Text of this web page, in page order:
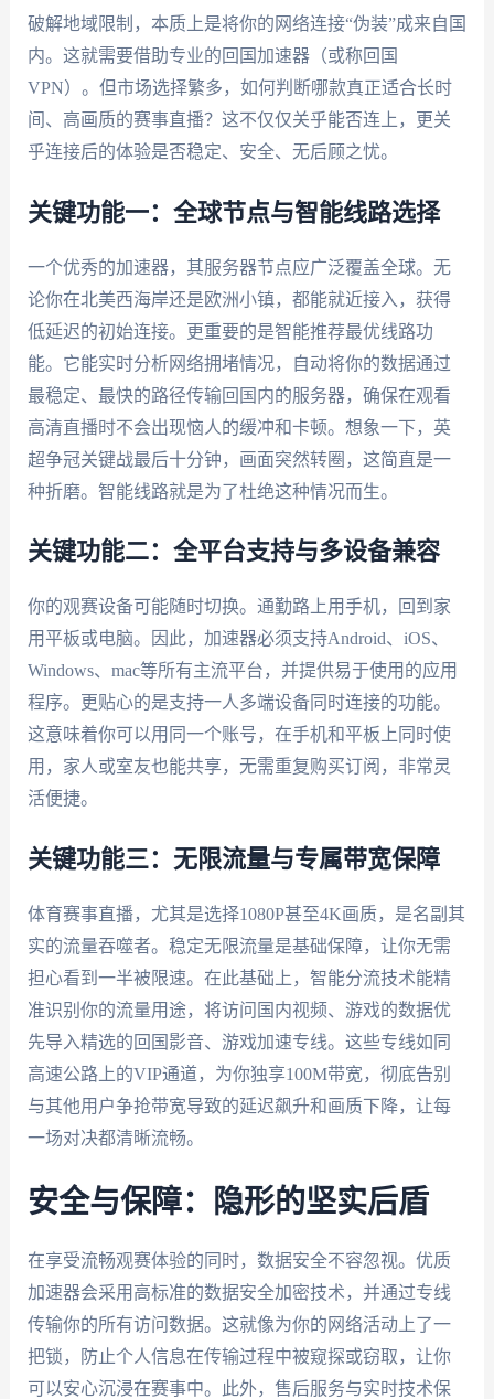
破解地域限制，本质上是将你的网络连接“伪装”成来自国
内。这就需要借助专业的回国加速器（或称回国
VPN）。但市场选择繁多，如何判断哪款真正适合长时
间、高画质的赛事直播？这不仅仅关乎能否连上，更关
乎连接后的体验是否稳定、安全、无后顾之忧。
关键功能一：全球节点与智能线路选择
一个优秀的加速器，其服务器节点应广泛覆盖全球。无
论你在北美西海岸还是欧洲小镇，都能就近接入，获得
低延迟的初始连接。更重要的是智能推荐最优线路功
能。它能实时分析网络拥堵情况，自动将你的数据通过
最稳定、最快的路径传输回国内的服务器，确保在观看
高清直播时不会出现恼人的缓冲和卡顿。想象一下，英
超争冠关键战最后十分钟，画面突然转圈，这简直是一
种折磨。智能线路就是为了杜绝这种情况而生。
关键功能二：全平台支持与多设备兼容
你的观赛设备可能随时切换。通勤路上用手机，回到家
用平板或电脑。因此，加速器必须支持Android、iOS、
Windows、mac等所有主流平台，并提供易于使用的应用
程序。更贴心的是支持一人多端设备同时连接的功能。
这意味着你可以用同一个账号，在手机和平板上同时使
用，家人或室友也能共享，无需重复购买订阅，非常灵
活便捷。
关键功能三：无限流量与专属带宽保障
体育赛事直播，尤其是选择1080P甚至4K画质，是名副其
实的流量吞噬者。稳定无限流量是基础保障，让你无需
担心看到一半被限速。在此基础上，智能分流技术能精
准识别你的流量用途，将访问国内视频、游戏的数据优
先导入精选的回国影音、游戏加速专线。这些专线如同
高速公路上的VIP通道，为你独享100M带宽，彻底告别
与其他用户争抢带宽导致的延迟飙升和画质下降，让每
一场对决都清晰流畅。
安全与保障：隐形的坚实后盾
在享受流畅观赛体验的同时，数据安全不容忽视。优质
加速器会采用高标准的数据安全加密技术，并通过专线
传输你的所有访问数据。这就像为你的网络活动上了一
把锁，防止个人信息在传输过程中被窥探或窃取，让你
可以安心沉浸在赛事中。此外，售后服务与实时技术保